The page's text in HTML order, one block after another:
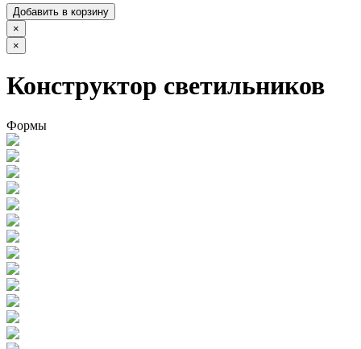
Добавить в корзину
×
×
Конструктор светильников
Формы